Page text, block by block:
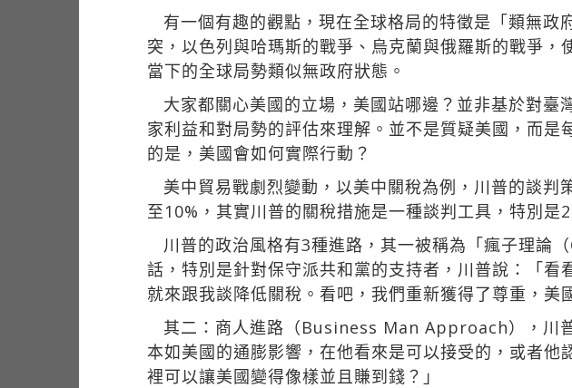
有一個有趣的觀點，現在全球格局的特徵是「類無
突，以色列與哈瑪斯的戰爭、烏克蘭與俄羅斯的戰爭
當下的全球局勢類似無政府狀態。
大家都關心美國的立場，美國站哪邊？並非基於對
家利益和對局勢的評估來理解。並不是質疑美國，而
的是，美國會如何實際行動？
美中貿易戰劇烈變動，以美中關稅為例，川普的談
至10%，其實川普的關稅措施是一種談判工具，特別是
川普的政治風格有3種進路，其一被稱為「瘋子理論
話，特別是針對保守派共和黨的支持者，川普說：「
就來跟我談降低關稅。看吧，我們重新獲得了尊重，美
其二：商人進路（Business Man Approach），川
本如美國的通膨影響，在他看來是可以接受的，或者
裡可以讓美國變得像樣並且賺到錢？」